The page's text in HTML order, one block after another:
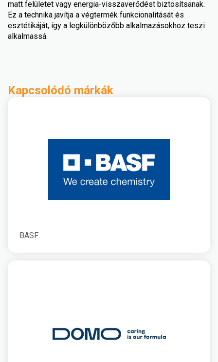
matt felületet vagy energia-visszaverődést biztosítsanak.
Ez a technika javítja a végtermék funkcionalitását és
esztétikáját, így a legkülönbözőbb alkalmazásokhoz teszi
alkalmassá.
Kapcsolódó márkák
BASF